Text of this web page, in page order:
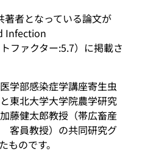
者となっている論文が
Infection
ファクター:5.7）に掲載さ
学部感染症学講座寄生虫
東北大学大学院農学研究
藤健太郎教授（帯広畜産
客員教授）の共同研究グ
ものです。